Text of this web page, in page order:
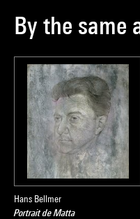
By the same
Hans Bellmer
Portrait de Matta